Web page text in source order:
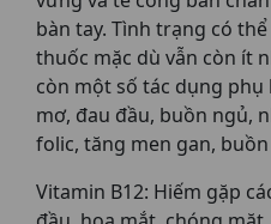
bàn tay. Tình trạng có
thuốc mặc dù vẫn còn ít
còn một số tác dụng
mơ, đau đầu, buồn ngủ,
folic, tăng men gan,
Vitamin B12: Hiếm gặp